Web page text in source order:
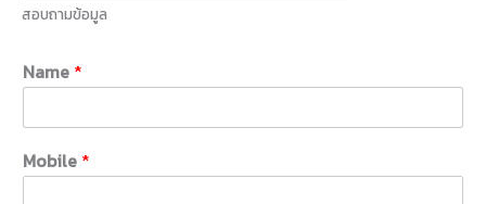
สอบถามข้อมูล
Name *
Mobile *